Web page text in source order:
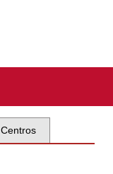
Centros